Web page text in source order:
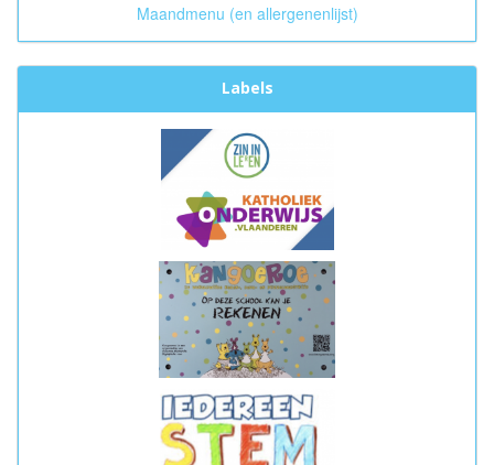
Maandmenu (en allergenenlijst)
Labels